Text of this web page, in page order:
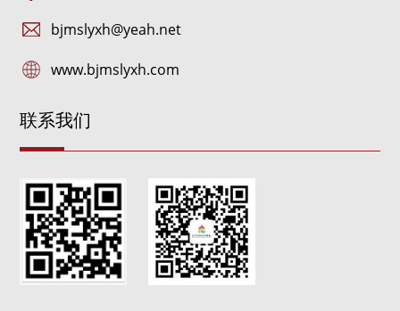
bjmslyxh@yeah.net
www.bjmslyxh.com
联系我们